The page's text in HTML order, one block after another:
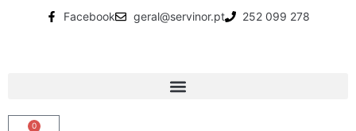
Facebook geral@servinor.pt 252 099 278
0